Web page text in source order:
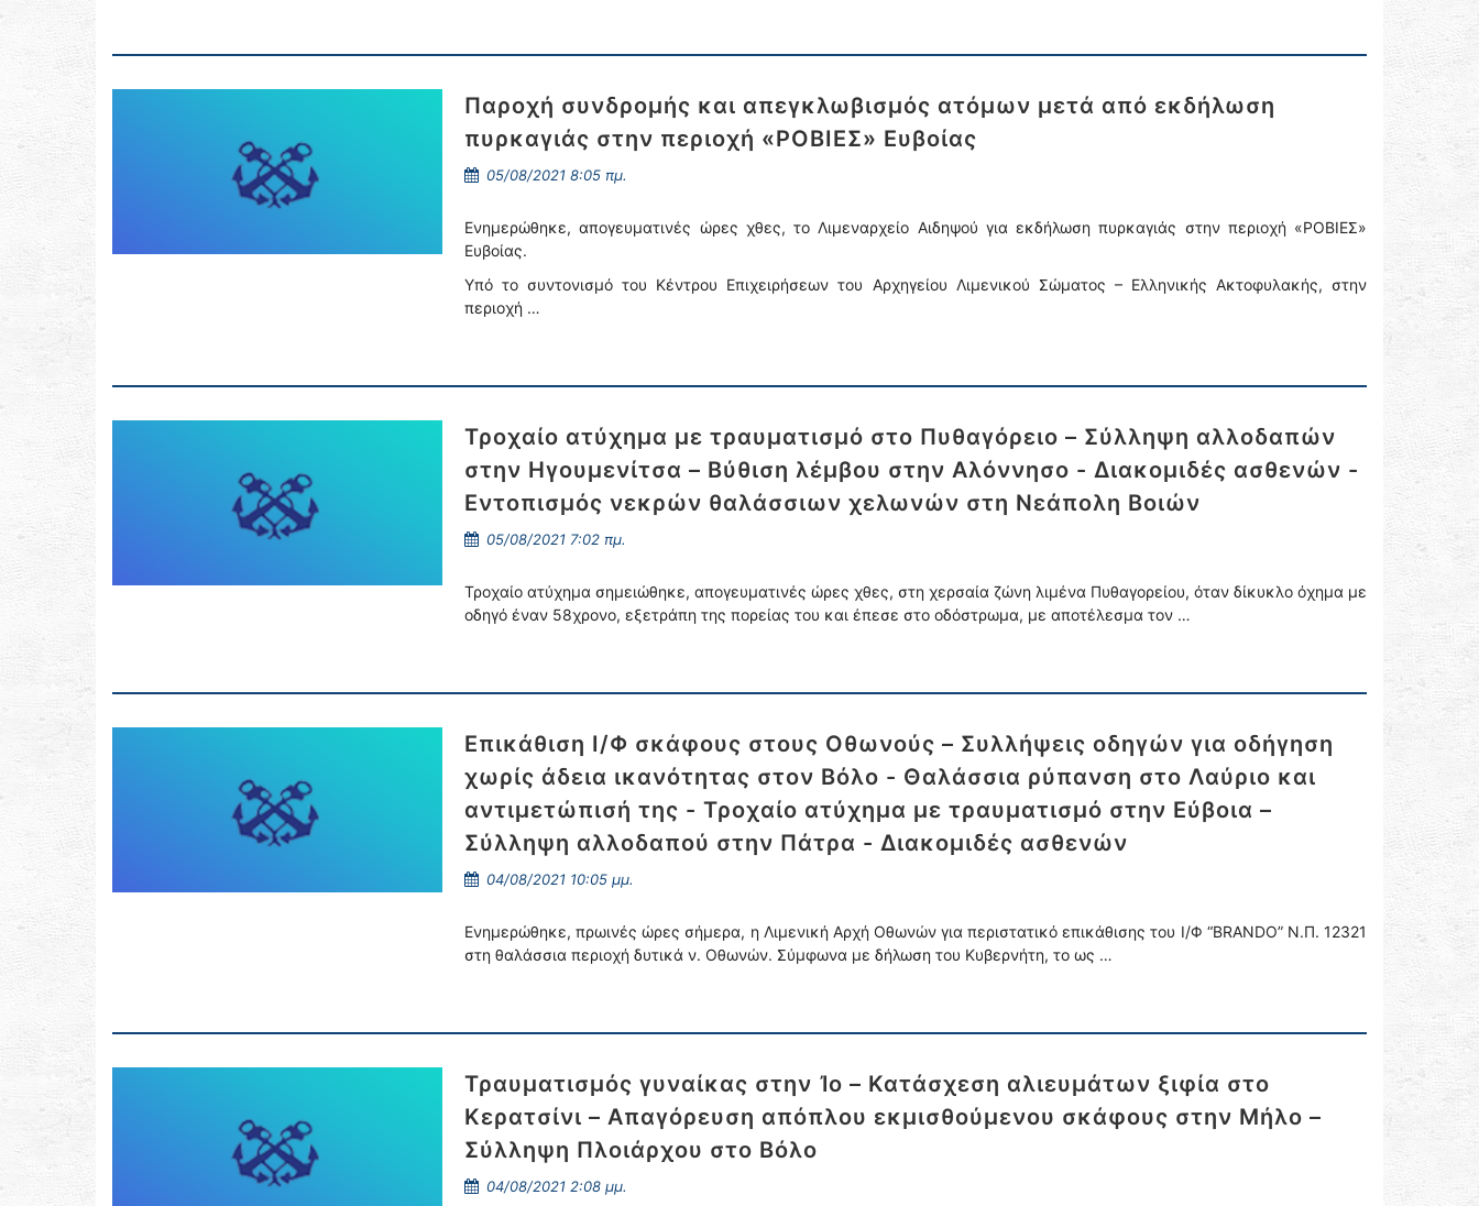
Παροχή συνδρομής και απεγκλωβισμός ατόμων μετά από εκδήλωση
πυρκαγιάς στην περιοχή «ΡΟΒΙΕΣ» Ευβοίας
05/08/2021 8:05 πμ.
Ενημερώθηκε, απογευματινές ώρες χθες, το Λιμεναρχείο Αιδηψού για εκδήλωση πυρκαγιάς στην περιοχή «ΡΟΒΙΕΣ»
Ευβοίας.
Υπό το συντονισμό του Κέντρου Επιχειρήσεων του Αρχηγείου Λιμενικού Σώματος – Ελληνικής Ακτοφυλακής, στην
περιοχή …
Τροχαίο ατύχημα με τραυματισμό στο Πυθαγόρειο – Σύλληψη αλλοδαπών
στην Ηγουμενίτσα – Βύθιση λέμβου στην Αλόννησο - Διακομιδές ασθενών -
Εντοπισμός νεκρών θαλάσσιων χελωνών στη Νεάπολη Βοιών
05/08/2021 7:02 πμ.
Τροχαίο ατύχημα σημειώθηκε, απογευματινές ώρες χθες, στη χερσαία ζώνη λιμένα Πυθαγορείου, όταν δίκυκλο όχημα με
οδηγό έναν 58χρονο, εξετράπη της πορείας του και έπεσε στο οδόστρωμα, με αποτέλεσμα τον …
Επικάθιση Ι/Φ σκἀφους στους Οθωνούς – Συλλήψεις οδηγών για οδήγηση
χωρίς άδεια ικανότητας στον Βόλο - Θαλάσσια ρύπανση στο Λαύριο και
αντιμετώπισή της - Τροχαίο ατύχημα με τραυματισμό στην Εύβοια –
Σύλληψη αλλοδαπού στην Πάτρα - Διακομιδές ασθενών
04/08/2021 10:05 μμ.
Ενημερώθηκε, πρωινές ώρες σήμερα, η Λιμενική Αρχή Οθωνών για περιστατικό επικάθισης του Ι/Φ “BRANDO” Ν.Π. 12321
στη θαλάσσια περιοχή δυτικά ν. Οθωνών. Σύμφωνα με δήλωση του Κυβερνήτη, το ως …
Τραυματισμός γυναίκας στην Ἰο – Κατάσχεση αλιευμάτων ξιφία στο
Κερατσίνι – Απαγόρευση απόπλου εκμισθούμενου σκάφους στην Μήλο –
Σύλληψη Πλοιάρχου στο Βόλο
04/08/2021 2:08 μμ.